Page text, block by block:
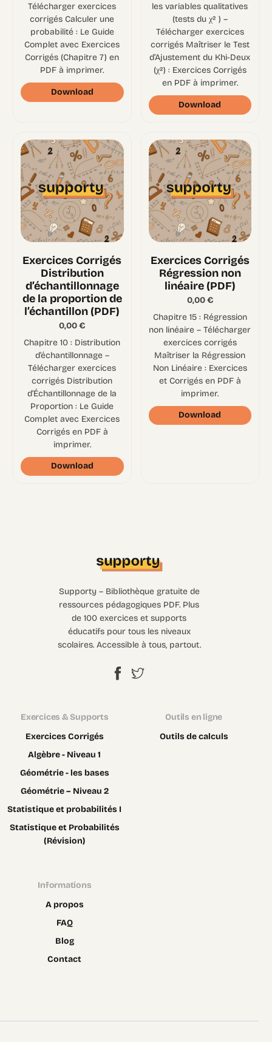
Télécharger exercices
corrigés Calculer une
probabilité : Le Guide
Complet avec Exercices
Corrigés (Chapitre 7) en
PDF à imprimer.
Download
les variables qualitatives
(tests du χ² ) –
Télécharger exercices
corrigés Maîtriser le Test
d’Ajustement du Khi-Deux
(χ²) : Exercices Corrigés
en PDF à imprimer.
Download
Exercices Corrigés
Distribution
d’échantillonnage
de la proportion de
l’échantillon (PDF)
0,00€
Chapitre 10 : Distribution
d’échantillonnage –
Télécharger exercices
corrigés Distribution
d’Échantillonnage de la
Proportion : Le Guide
Complet avec Exercices
Corrigés en PDF à
imprimer.
Download
Exercices Corrigés
Régression non
linéaire (PDF)
0,00€
Chapitre 15 : Régression
non linéaire – Télécharger
exercices corrigés
Maîtriser la Régression
Non Linéaire : Exercices
et Corrigés en PDF à
imprimer.
Download
Supporty – Bibliothèque gratuite de
ressources pédagogiques PDF. Plus
de 100 exercices et supports
éducatifs pour tous les niveaux
scolaires. Accessible à tous, partout.
Exercices & Supports
Exercices Corrigés
Algèbre - Niveau 1
Géométrie - les bases
Géométrie – Niveau 2
Statistique et probabilités I
Statistique et Probabilités
(Révision)
Outils en ligne
Outils de calculs
Informations
A propos
FAQ
Blog
Contact